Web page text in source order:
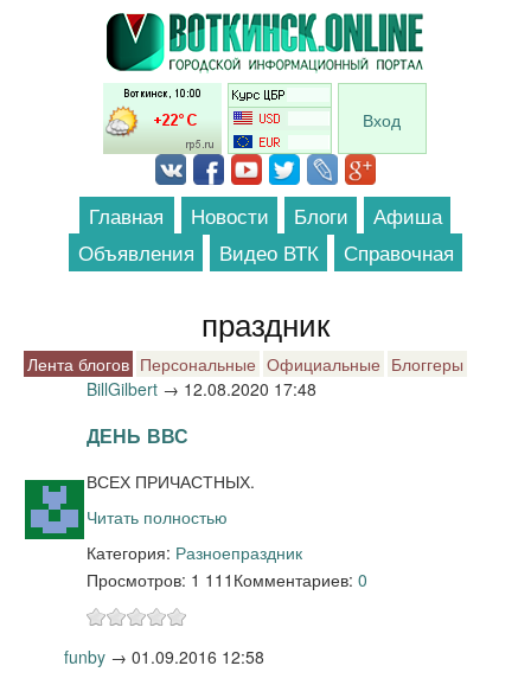
Перейти к основному содержанию
Вход
Главная Новости Блоги
Афиша
Объявления
Видео ВТК Справочная
праздник
Лента блогов Персональные Официальные Блоггеры
BillGilbert → 12.08.2020 17:48
ДЕНЬ ВВС
ВСЕХ ПРИЧАСТНЫХ.
Читать полностью
Категория: Разноепраздник
Просмотров: 1 111 Комментариев: 0
funby → 01.09.2016 12:58